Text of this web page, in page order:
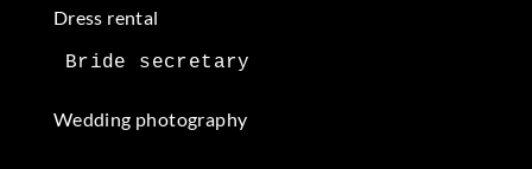
Dress rental
Wedding photography